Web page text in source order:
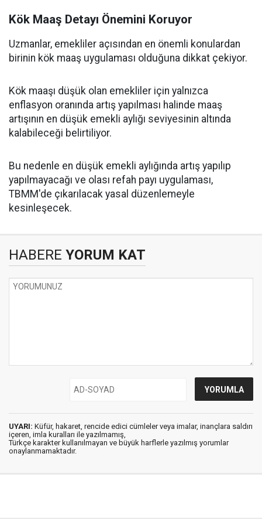
Kök Maaş Detayı Önemini Koruyor
Uzmanlar, emekliler açısından en önemli konulardan
birinin kök maaş uygulaması olduğuna dikkat çekiyor.
Kök maaşı düşük olan emekliler için yalnızca
enflasyon oranında artış yapılması halinde maaş
artışının en düşük emekli aylığı seviyesinin altında
kalabileceği belirtiliyor.
Bu nedenle en düşük emekli aylığında artış yapılıp
yapılmayacağı ve olası refah payı uygulaması,
TBMM'de çıkarılacak yasal düzenlemeyle
kesinleşecek.
HABERE YORUM KAT
UYARI: Küfür, hakaret, rencide edici cümleler veya imalar, inançlara saldırı
içeren, imla kuralları ile yazılmamış,
Türkçe karakter kullanılmayan ve büyük harflerle yazılmış yorumlar
onaylanmamaktadır.